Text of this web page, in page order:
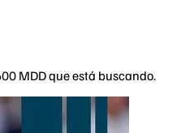
MDD que está buscando.